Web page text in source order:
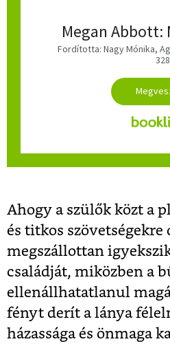
Megan Abbott:
Fordította: Nagy Mónika,
Ahogy a szülők közt a
és titkos szövetségekre
megszállottan
családját, miközben a
ellenállhatatlanul
fényt derít a lánya
házassága és önmaga